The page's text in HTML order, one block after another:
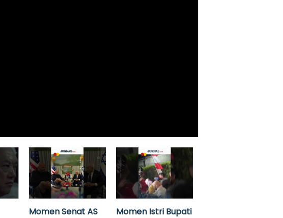
Momen Senat AS
Momen Istri Bupati